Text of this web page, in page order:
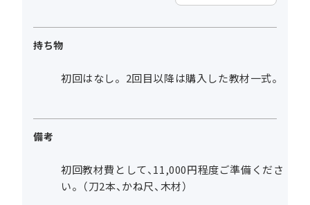
持ち物
初回はなし。2回目以降は購入した教材一式。
備考
初回教材費として、11,000円程度ご準備くださ
い。（刀2本、かね尺、木材）